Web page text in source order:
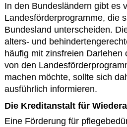
In den Bundesländern gibt es
Landesförderprogramme, die
Bundesland unterscheiden.
alters- und
häufig mit zinsfreien Darlehen
von den
machen möchte, sollte sich
ausführlich informieren.
Die Kreditanstalt für
Eine Förderung für